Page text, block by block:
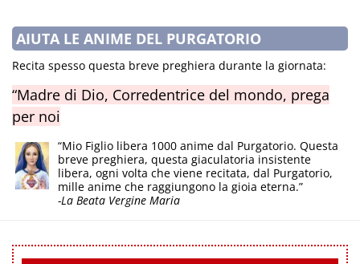
AIUTA LE ANIME DEL PURGATORIO
Recita spesso questa breve preghiera durante la giornata:
“Madre di Dio, Corredentrice del mondo, prega
per noi
“Mio Figlio libera 1000 anime dal Purgatorio. Questa
breve preghiera, questa giaculatoria insistente
libera, ogni volta che viene recitata, dal Purgatorio,
mille anime che raggiungono la gioia eterna.”
-La Beata Vergine Maria